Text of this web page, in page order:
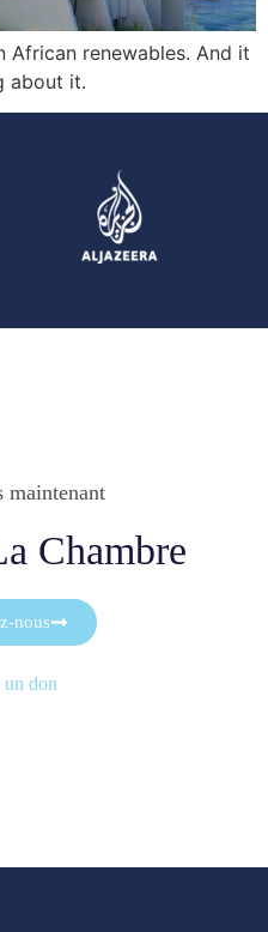
African renewables. And it
about it.
maintenant
Chambre
nous
un don